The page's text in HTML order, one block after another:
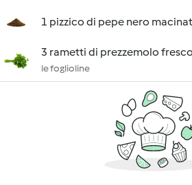
1 pizzico di pepe nero
3 rametti di prezzemolo fresco
le foglioline